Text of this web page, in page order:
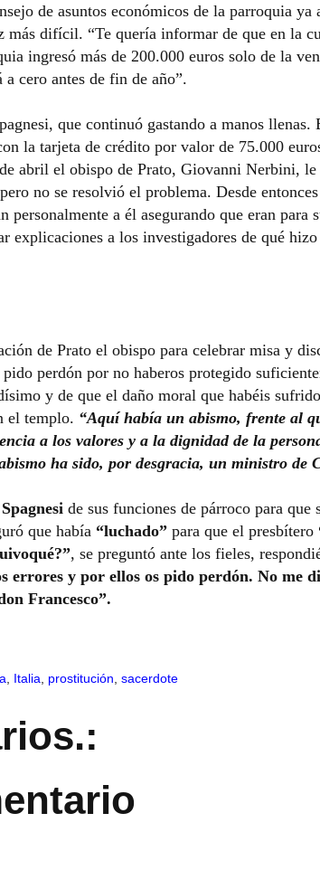
de asuntos económicos de la parroquia
más difícil. “Te quería informar de que en la
ingresó más de 200.000 euros solo de la
cero antes de fin de año”.
que continuó gastando a manos llenas.
la tarjeta de crédito por valor de 75.000
abril el obispo de Prato, Giovanni Nerbini,
no se resolvió el problema. Desde
personalmente a él asegurando que eran para
explicaciones a los investigadores de qué
de Prato el obispo para celebrar misa y
perdón por no haberos protegido
y de que el daño moral que habéis
el templo. “Aquí había un abismo, frente al
a los valores y a la dignidad de la
ha sido, por desgracia, un ministro de
Spagnesi de sus funciones de párroco para que
que había “luchado” para que el presbítero
, se preguntó ante los fieles,
errores y por ellos os pido perdón. No me
Francesco”.
Italia prostitución sacerdote